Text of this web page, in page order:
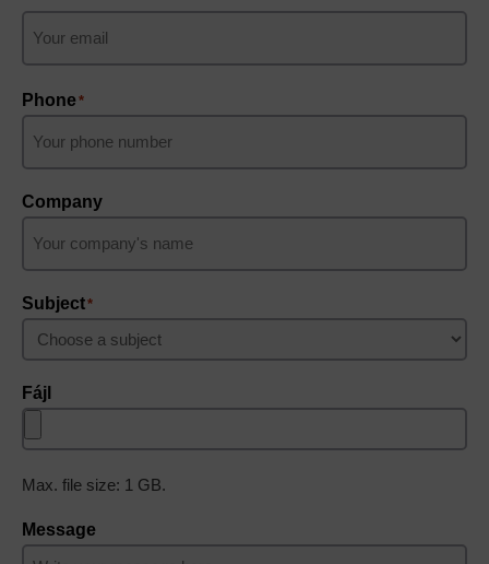
Phone *
Company
Subject*
Fájl
Max. file size: 1 GB.
Message